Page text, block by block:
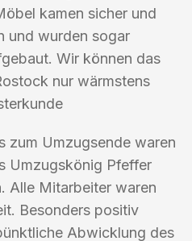
kamen sicher und
und wurden sogar
Wir können das
nur wärmstens
zum Umzugsende waren
Umzugskönig Pfeffer
Alle Mitarbeiter waren
Besonders positiv
Abwicklung des